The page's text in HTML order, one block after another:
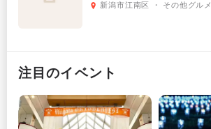
新潟市江南区 ・ その他グルメ
注目のイベント